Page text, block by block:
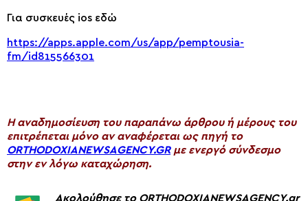
Για συσκευές ios εδώ
https://apps.apple.com/us/app/pemptousia-
fm/id815566301
H αναδημοσίευση του παραπάνω άρθρου ή μέρους του
επιτρέπεται μόνο αν αναφέρεται ως πηγή το
ORTHODOXIANEWSAGENCY.GRμε ενεργό σύνδεσμο
στην εν λόγω καταχώρηση.
Ακολούθησε το ORTHODOXIANEWSAGENCY.gr